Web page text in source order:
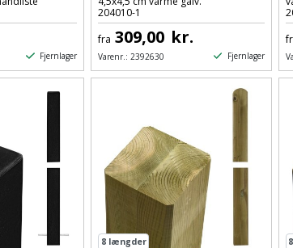
Fjernlager
204010-1
fra 309,00 kr.
Varenr.: 2392630 Fjernlager
8 længder 8